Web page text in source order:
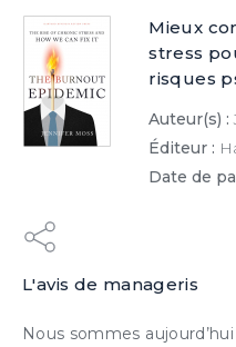
Mieux
stress
risques
Auteur(s) :
Éditeur :
Date de
L'avis de manageris
Nous sommes